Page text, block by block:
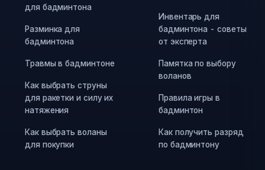
для бадминтона
Разминка для
бадминтона
Травмы в бадминтоне
Как выбрать струны
для ракетки и силу их
натяжения
Как выбрать воланы
для покупки
Инвентарь для
бадминтона - советы
от эксперта
Памятка по выбору
воланов
Правила игры в
бадминтон
Как получить разряд
по бадминтону